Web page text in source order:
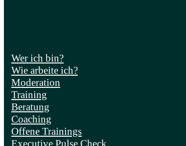
Wer ich bin?
Wie arbeite ich?
Moderation
Training
Beratung
Coaching
Offene Trainings